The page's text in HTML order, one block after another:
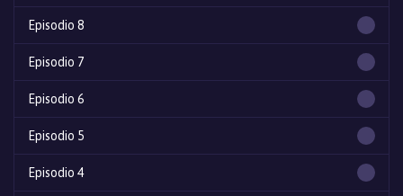
Episodio 8
Episodio 7
Episodio 6
Episodio 5
Episodio 4